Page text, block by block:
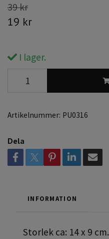
39 kr
19 kr
I lager.
Artikelnummer: PU0316
Dela
INFORMATION
Storlek ca: 14 x 9 cm.